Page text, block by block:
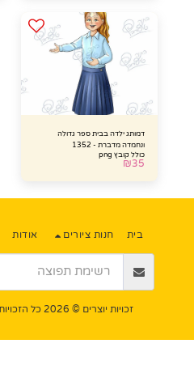
דמותג ילדה בבית ספר גדולה
ונחמדה מדברת - 1352
כולל קובץ png
₪35
בית חנות ציורים אודות
זכויות יוצרים © 2026 כל הזכויות שמורות -